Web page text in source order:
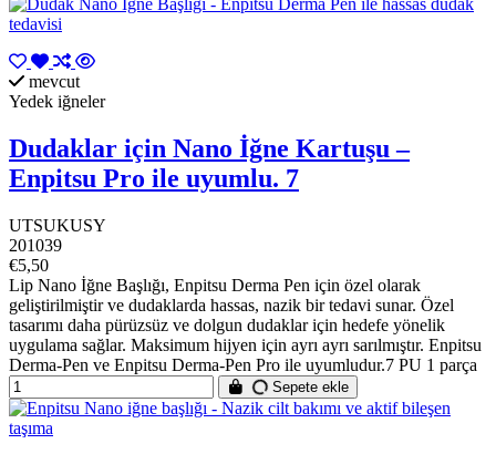
mevcut
Yedek iğneler
Dudaklar için Nano İğne Kartuşu –
Enpitsu Pro ile uyumlu. 7
UTSUKUSY
201039
€5,50
Lip Nano İğne Başlığı, Enpitsu Derma Pen için özel olarak
geliştirilmiştir ve dudaklarda hassas, nazik bir tedavi sunar. Özel
tasarımı daha pürüzsüz ve dolgun dudaklar için hedefe yönelik
uygulama sağlar. Maksimum hijyen için ayrı ayrı sarılmıştır. Enpitsu
Derma-Pen ve Enpitsu Derma-Pen Pro ile uyumludur.7 PU 1 parça
Sepete ekle